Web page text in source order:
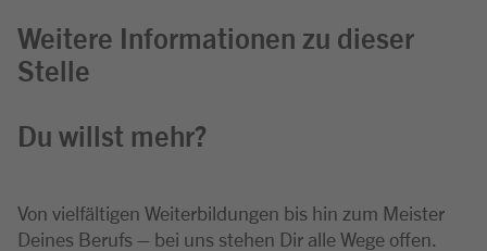
Weitere Informationen zu dieser
Stelle
Du willst mehr?
Von vielfältigen Weiterbildungen bis hin zum Meister
Deines Berufs – bei uns stehen Dir alle Wege offen.